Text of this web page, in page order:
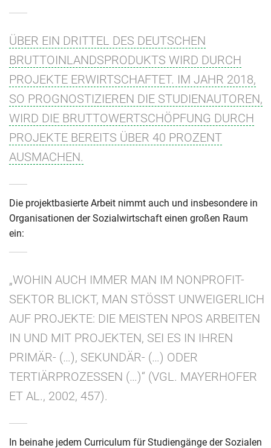
ÜBER EIN DRITTEL DES DEUTSCHEN
BRUTTOINLANDSPRODUKTS WIRD DURCH
PROJEKTE ERWIRTSCHAFTET. IM JAHR 2018,
SO PROGNOSTIZIEREN DIE STUDIENAUTOREN,
WIRD DIE BRUTTOWERTSCHÖPFUNG DURCH
PROJEKTE BEREITS ÜBER 40 PROZENT
AUSMACHEN.
Die projektbasierte Arbeit nimmt auch und insbesondere in
Organisationen der Sozialwirtschaft einen großen Raum
ein:
„WOHIN AUCH IMMER MAN IM NONPROFIT-
SEKTOR BLICKT, MAN STÖSST UNWEIGERLICH A
UF PROJEKTE: DIE MEISTEN NPOS ARBEITEN I
N UND MIT PROJEKTEN, SEI ES IN IHREN P
RIMÄR- (…), SEKUNDÄR- (…) ODER T
ERTIÄRPROZESSEN (…)“ (VGL. MAYERHOFER E
T AL., 2002, 457).
In beinahe jedem Curriculum für Studiengänge der Sozialen